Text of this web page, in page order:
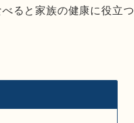
ると家族の健康に役立つ